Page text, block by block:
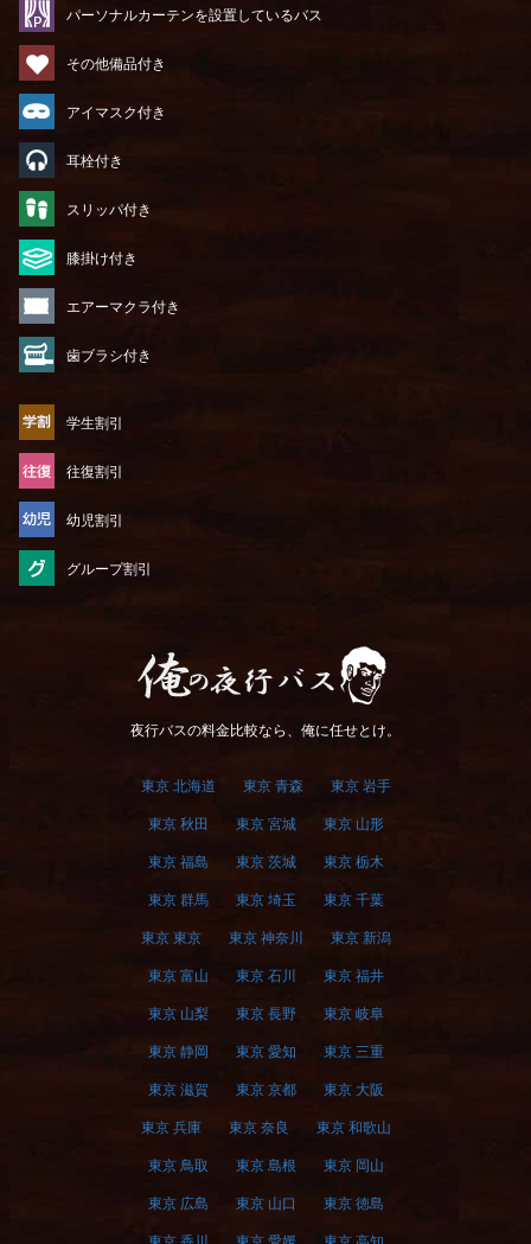
パーソナルカーテンを設置しているバス
その他備品付き
アイマスク付き
耳栓付き
スリッパ付き
膝掛け付き
エアーマクラ付き
歯ブラシ付き
学生割引
往復割引
幼児割引
グループ割引
俺の夜行バス
夜行バスの料金比較なら、俺に任せとけ。
東京 北海道 東京 青森 東京 岩手
東京 秋田 東京 宮城 東京 山形
東京 福島 東京 茨城 東京 栃木
東京 群馬 東京 埼玉 東京 千葉
東京 東京 東京 神奈川 東京 新潟
東京 富山 東京 石川 東京 福井
東京 山梨 東京 長野 東京 岐阜
東京 静岡 東京 愛知 東京 三重
東京 滋賀 東京 京都 東京 大阪
東京 兵庫 東京 奈良 東京 和歌山
東京 鳥取 東京 島根 東京 岡山
東京 広島 東京 山口 東京 徳島